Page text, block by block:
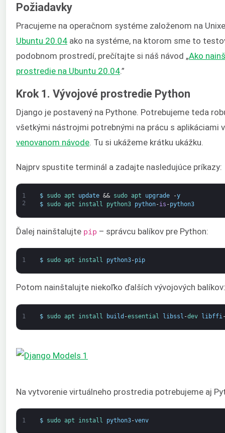
Požiadavky
Pracujeme na operačnom systéme založenom na
Ubuntu 20.04 ako na systéme, na ktorom sme to
podobnom prostredí, prečítajte si náš návod „Ako
prostredie na Ubuntu 20.04.”
Krok 1. Vývojové prostredie Python
Django je postavený na Pythone. Potrebujeme teda
všetkými nástrojmi potrebnými na prácu s aplikáciami
venovanom návode. Tu si ukážeme krátku ukážku.
Najprv spustite terminál a zadajte nasledujúce príkazy:
1
2
$ sudo apt update && sudo apt upgrade -y
$
sudo apt install python3 python-is -python3
Ďalej nainštalujte pip – správcu balíkov pre Python:
1 $ sudo apt install python3-pip
Potom nainštalujte niekoľko ďalších vývojových balíkov:
1 $ sudo apt install build -essential libssl -dev libffi
Na vytvorenie virtuálneho prostredia potrebujeme aj
1 $ sudo apt install python3-venv